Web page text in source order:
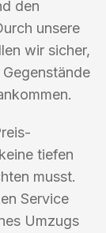
den
unsere
wir sicher,
tiefen
musst.
Service
Umzugs